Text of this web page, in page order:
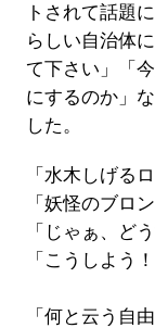
トされて話題
らしい自治体
て下さい」「
にするのか」
した。
「水木しげる
「妖怪のブロ
「じゃぁ、ど
「こうしよう！
「何と云う自